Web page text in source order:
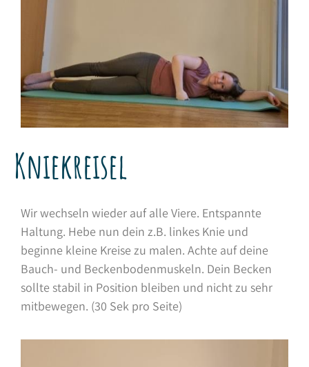
Kniekreisel
Wir wechseln wieder auf alle Viere. Entspannte
Haltung. Hebe nun dein z.B. linkes Knie und
beginne kleine Kreise zu malen. Achte auf deine
Bauch- und Beckenbodenmuskeln. Dein Becken
sollte stabil in Position bleiben und nicht zu sehr
mitbewegen. (30 Sek pro Seite)